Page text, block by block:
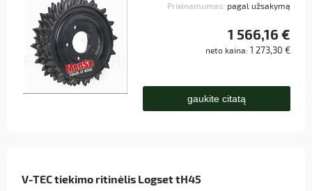
Prieinamumas: pagal užsakymą
1 566,16 €
neto kaina: 1 273,30 €
gaukite citatą
V-TEC tiekimo ritinėlis Logset tH45